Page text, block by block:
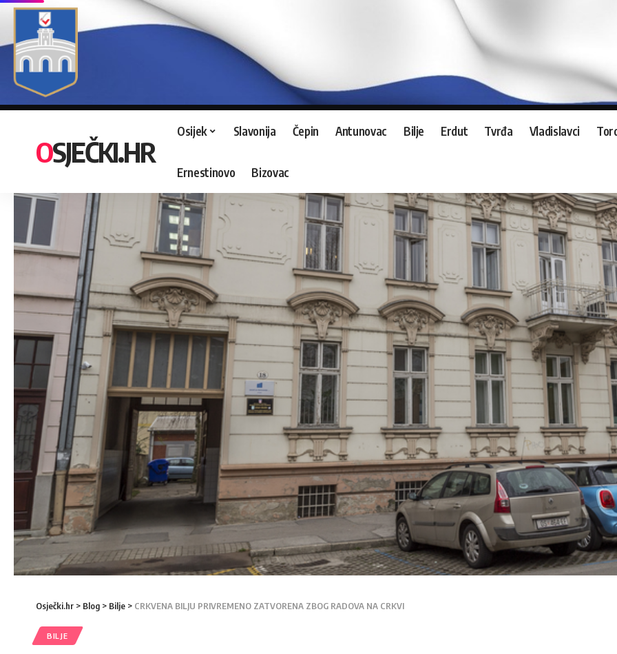
OSJEČKI.HR
Osijek Slavonija Čepin Antunovac Bilje Erdut Tvrđa Vladislavci
Ernestinovo Bizovac
Osječki.hr > Blog > Bilje > CRKVENA BILJU PRIVREMENO ZATVORENA ZBOG RADOVA NA CRKVI
BILJE